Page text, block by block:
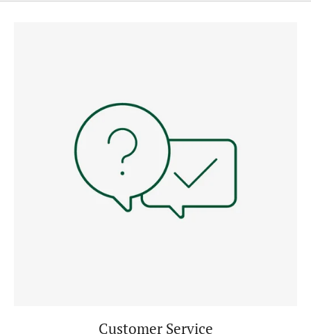
Customer Service